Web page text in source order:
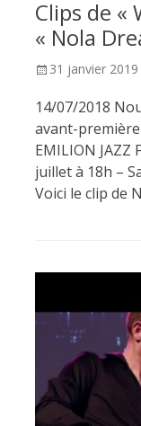
Clips de «
« Nola
Posted
31 janvier 2019
14/07/2018
avant-
EMILION JAZZ
juillet à 18h –
Voici le clip de